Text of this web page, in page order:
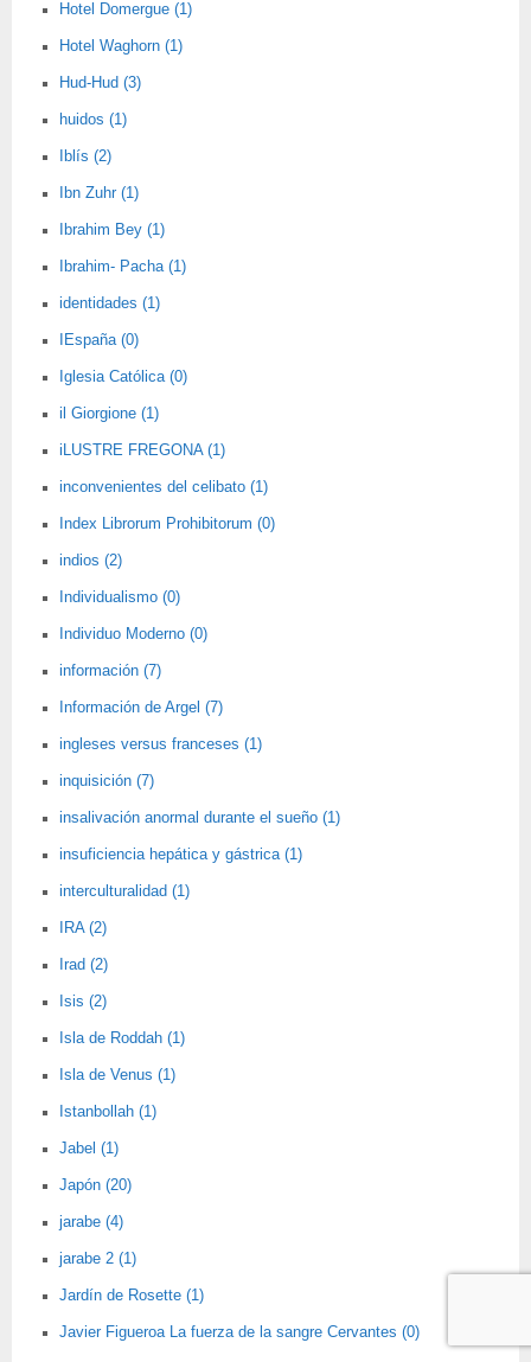
Hotel Domergue (1)
Hotel Waghorn (1)
Hud-Hud (3)
huidos (1)
Iblís (2)
Ibn Zuhr (1)
Ibrahim Bey (1)
Ibrahim- Pacha (1)
identidades (1)
IEspaña (0)
Iglesia Católica (0)
il Giorgione (1)
iLUSTRE FREGONA (1)
inconvenientes del celibato (1)
Index Librorum Prohibitorum (0)
indios (2)
Individualismo (0)
Individuo Moderno (0)
información (7)
Información de Argel (7)
ingleses versus franceses (1)
inquisición (7)
insalivación anormal durante el sueño (1)
insuficiencia hepática y gástrica (1)
interculturalidad (1)
IRA (2)
Irad (2)
Isis (2)
Isla de Roddah (1)
Isla de Venus (1)
Istanbollah (1)
Jabel (1)
Japón (20)
jarabe (4)
jarabe 2 (1)
Jardín de Rosette (1)
Javier Figueroa La fuerza de la sangre Cervantes (0)